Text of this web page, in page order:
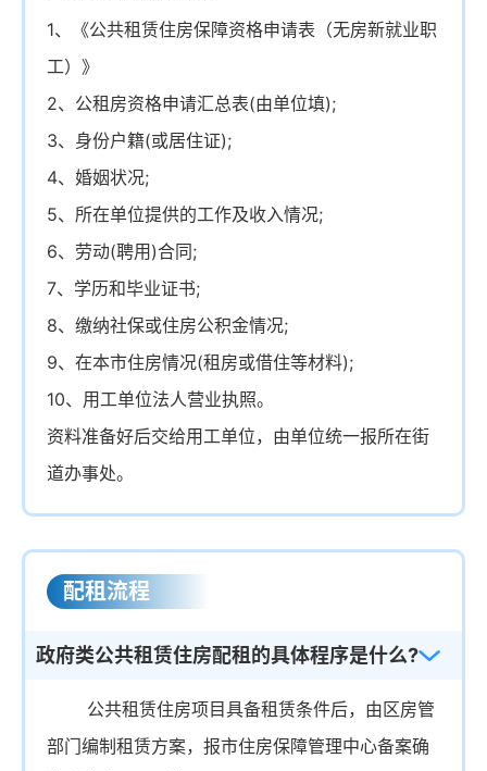
1、《公共租赁住房保障资格申请表（无房新就业职
工）》
2、公租房资格申请汇总表(由单位填);
3、身份户籍(或居住证);
4、婚姻状况;
5、所在单位提供的工作及收入情况;
6、劳动(聘用)合同;
7、学历和毕业证书;
8、缴纳社保或住房公积金情况;
9、在本市住房情况(租房或借住等材料);
10、用工单位法人营业执照。
资料准备好后交给用工单位，由单位统一报所在街
道办事处。
配租流程
政府类公共租赁住房配租的具体程序是什么?
公共租赁住房项目具备租赁条件后，由区房管
部门编制租赁方案，报市住房保障管理中心备案确